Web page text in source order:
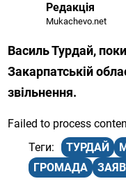
Редакція
Mukachevo.net
Василь Турдай,
Закарпатській
звільнення.
Failed to process
ТУРДАЙ
ГРОМАДА